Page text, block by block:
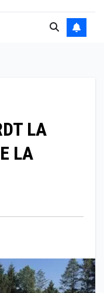
LA
LA